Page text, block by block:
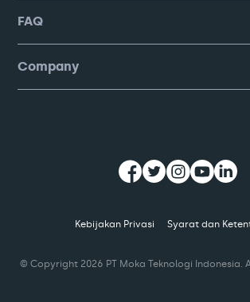
FAQ
Company
Kebijakan Privasi Syarat dan
© Copyright 2026 PT Moka Teknologi Indonesia.